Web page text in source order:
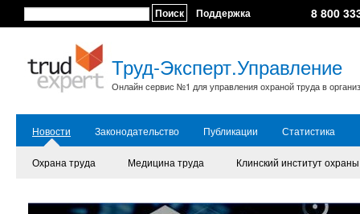
Поиск Поддержка 8 800
Труд-Эксперт.Управление
Онлайн сервис №1 для управления охраной труда в
Новости Законодательство Публикации Статистика
Охрана труда Медицина труда Клинский институт